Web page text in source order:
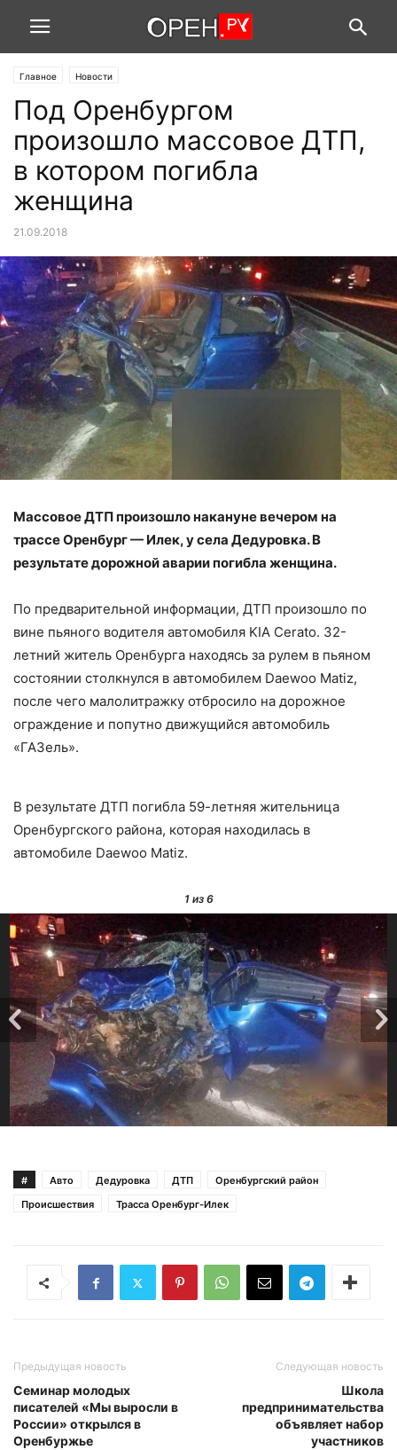
Главное Новости
Под Оренбургом
произошло массовое ДТП,
в котором погибла
женщина
21.09.2018
Массовое ДТП произошло накануне вечером на
трассе Оренбург — Илек, у села Дедуровка. В
результате дорожной аварии погибла женщина.
По предварительной информации, ДТП произошло по
вине пьяного водителя автомобиля KIA Cerato. 32-
летний житель Оренбурга находясь за рулем в пьяном
состоянии столкнулся в автомобилем Daewoo Matiz,
после чего малолитражку отбросило на дорожное
ограждение и попутно движущийся автомобиль
«ГАЗель».
В результате ДТП погибла 59-летняя жительница
Оренбургского района, которая находилась в
автомобиле Daewoo Matiz.
1из 6
# Авто Дедуровка ДТП
Оренбургский район
Происшествия
Трасса Оренбург-Илек
Предыдущая новость
Семинар молодых
писателей «Мы выросли в
России» открылся в
Оренбуржье
Следующая новость
Школа
предпринимательства
объявляет набор
участников